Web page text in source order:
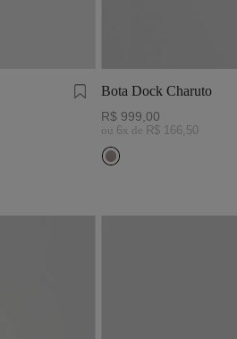
Bota Dock Charuto
R$ 999,00
ou 6x de R$ 166, 50